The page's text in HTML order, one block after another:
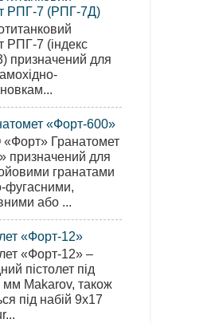
РПГ-7 (РПГ-7Д)
РПГ-7 (індекс
призначений для
«Форт-600»
Гранатомет
призначений для
гранатами
фугасними,
або ...
«Форт-12»
«Форт-12» –
пістолет під
мм Makarov, також
під набій 9х17